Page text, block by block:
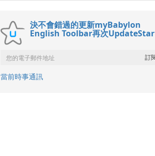
決不會錯過的更新myBabylon
English Toolbar再次UpdateStar
當前時事通訊